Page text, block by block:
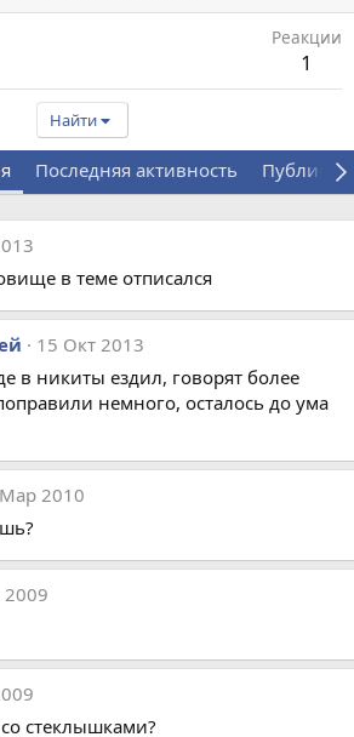
Реакции
1
Найти
Последняя активность
в теме отписался
15 Окт 2013
в никиты ездил, говорят более
немного, осталось до ума
2010
2009
стеклышками?